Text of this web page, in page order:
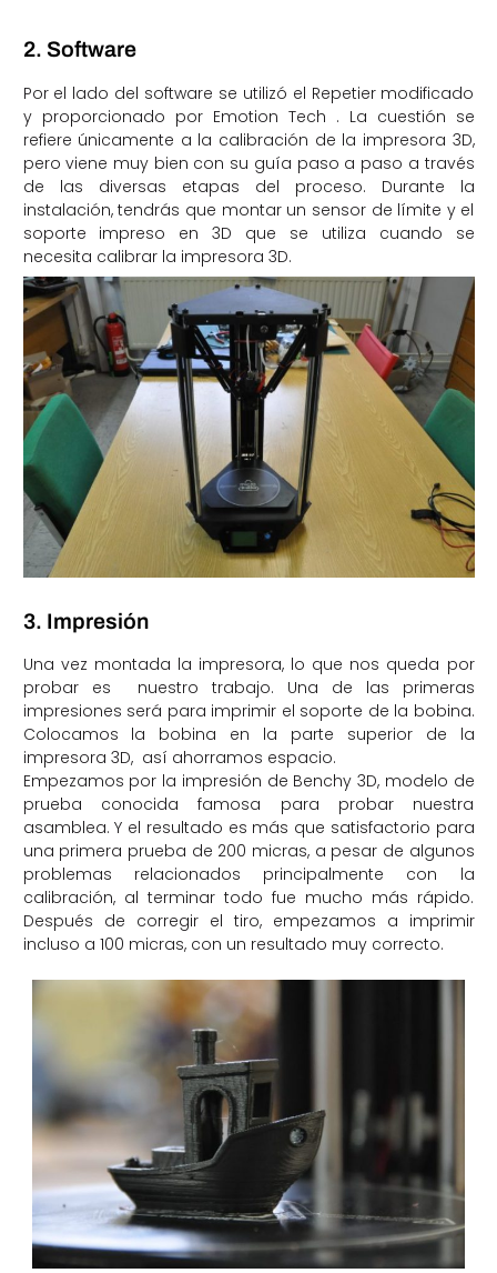
2. Software
Por el lado del software se utilizó el Repetier modificado
y proporcionado por Emotion Tech . La cuestión se
refiere únicamente a la calibración de la impresora 3D,
pero viene muy bien con su guía paso a paso a través
de las diversas etapas del proceso. Durante la
instalación, tendrás que montar un sensor de límite y el
soporte impreso en 3D que se utiliza cuando se
necesita calibrar la impresora 3D.
3. Impresión
Una vez montada la impresora, lo que nos queda por
probar es nuestro trabajo. Una de las primeras
impresiones será para imprimir el soporte de la bobina.
Colocamos la bobina en la parte superior de la
impresora 3D, así ahorramos espacio.
Empezamos por la impresión de Benchy 3D, modelo de
prueba conocida famosa para probar nuestra
asamblea. Y el resultado es más que satisfactorio para
una primera prueba de 200 micras, a pesar de algunos
problemas relacionados principalmente con la
calibración, al terminar todo fue mucho más rápido.
Después de corregir el tiro, empezamos a imprimir
incluso a 100 micras, con un resultado muy correcto.